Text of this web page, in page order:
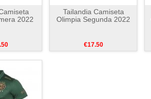
2022
Tailandia Camiseta
Olimpia Segunda 2022
€17.50